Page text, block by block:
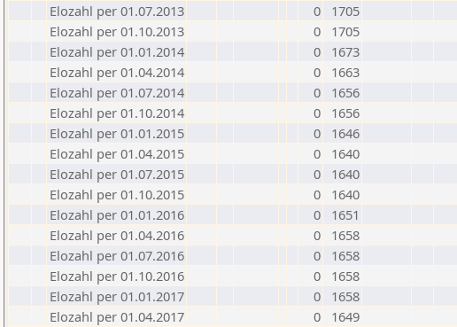
Elozahl per 01.07.2013
0
1705
Elozahl per 01.10.2013
0
1705
Elozahl per 01.01.2014
0
1673
Elozahl per 01.04.2014
0
1663
Elozahl per 01.07.2014
0
1656
Elozahl per 01.10.2014
0
1656
Elozahl per 01.01.2015
0
1646
Elozahl per 01.04.2015
0
1640
Elozahl per 01.07.2015
0
1640
Elozahl per 01.10.2015
0
1640
Elozahl per 01.01.2016
0
1651
Elozahl per 01.04.2016
0
1658
Elozahl per 01.07.2016
0
1658
Elozahl per 01.10.2016
0
1658
Elozahl per 01.01.2017
0
1658
Elozahl per 01.04.2017
0
1649